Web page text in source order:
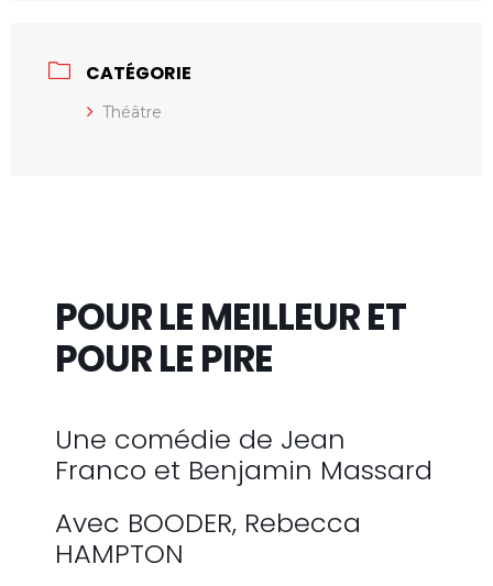
CATÉGORIE
Théâtre
POUR LE MEILLEUR ET
POUR LE PIRE
Une comédie de Jean
Franco et Benjamin Massard
Avec BOODER, Rebecca
HAMPTON